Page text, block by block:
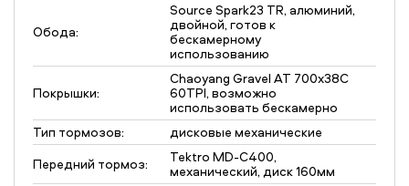
Обода:
Source Spark23 TR, алюминий,
двойной, готов к
бескамерному
использованию
Покрышки:
Chaoyang Gravel AT 700x38C
60TPI, возможно
использовать бескамерно
Тип тормозов:
дисковые механические
Передний тормоз:
Tektro MD-С400,
механический, диск 160мм